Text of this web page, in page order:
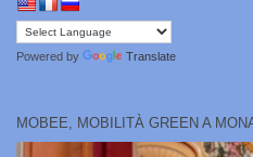
Powered by Translate
MOBEE, MOBILITÀ GREEN A